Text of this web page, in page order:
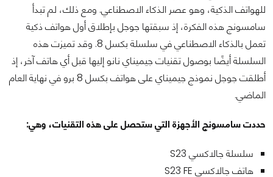
للهواتف الذكية، وهو عصر الذكاء الاصطناعي. ومع ذلك، لم تبدأ
سامسونج هذه الفكرة، إذ سبقتها جوجل بإطلاق أول هواتف ذكية
تعمل بالذكاء الاصطناعي في سلسلة بكسل 8. وقد تميزت هذه
السلسلة أيضًا بوصول تقنيات جيميناي نانو إليها قبل أي هاتف آخر، إذ
أطلقت جوجل نموذج جيميناي على هواتف بكسل 8 برو في نهاية العام
الماضي.
حددت سامسونج الأجهزة التي ستحصل على هذه التقنيات، وهي:
سلسلة جالاكسي S23
هاتف جالاكسي S23 FE